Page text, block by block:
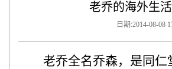
老乔的海外生
日期:2014-08-08
老乔全名乔森，是同仁